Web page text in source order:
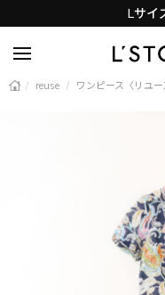
Lサイ
/ reuse / ワンピース〈リユー